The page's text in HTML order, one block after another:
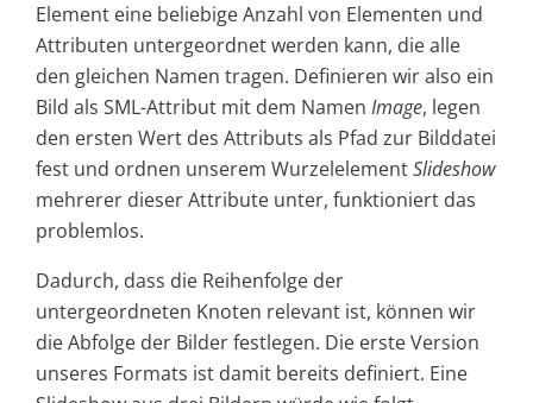
Element eine beliebige Anzahl von Elementen und
Attributen untergeordnet werden kann, die alle
den gleichen Namen tragen. Definieren wir also ein
Bild als SML-Attribut mit dem Namen Image, legen
den ersten Wert des Attributs als Pfad zur Bilddatei
fest und ordnen unserem WurzelelementSlideshow
mehrerer dieser Attribute unter, funktioniert das
problemlos.
Dadurch, dass die Reihenfolge der
untergeordneten Knoten relevant ist, können wir
die Abfolge der Bilder festlegen. Die erste Version
unseres Formats ist damit bereits definiert. Eine